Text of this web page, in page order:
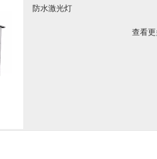
防水激光灯
查看